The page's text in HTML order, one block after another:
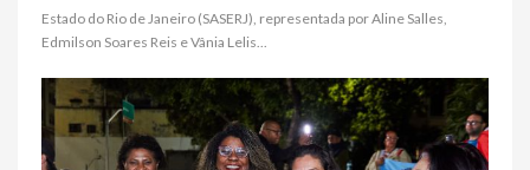
Estado do Rio de Janeiro (SASERJ), representada por Aline Salles,
Edmilson Soares Reis e Vânia Lelis...